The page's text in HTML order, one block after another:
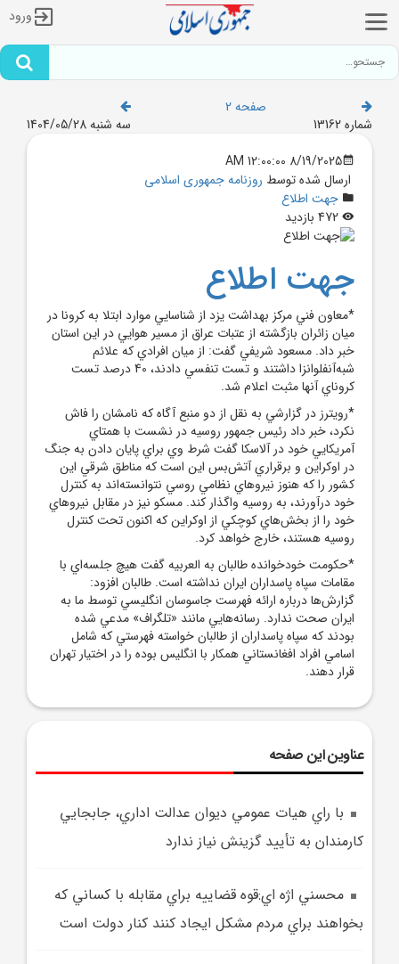
ورود
صفحه 2
شماره 13162
سه شنبه 1404/05/28
8/19/2025 12:00:00 AM
ارسال شده توسط روزنامه جمهوری اسلامی
جهت اطلاع
جهت اطلاع
*معاون فني مرکز بهداشت يزد از شناسايي موارد ابتلا به کرونا در
ميان زائران بازگشته از عتبات عراق از مسير هوايي در اين استان
خبر داد. مسعود شريفي گفت: از ميان افرادي که علائم
شبه‌آنفلوانزا داشتند و تست تنفسي دادند، 40 درصد تست
کروناي آنها مثبت اعلام شد.
*رويترز در گزارشي به نقل از دو منبع آگاه که نامشان را فاش
نکرد، خبر داد رئيس ‌جمهور روسيه در نشست با همتاي
آمريکايي خود در آلاسکا گفت شرط وي براي پايان دادن به جنگ
در اوکراين و برقراري آتش‌بس اين است که مناطق شرقي اين
کشور را که هنوز نيروهاي نظامي روسي نتوانسته‌اند به کنترل
خود درآورند، به روسيه واگذار کند. مسکو نيز در مقابل نيروهاي
خود را از بخش‌هاي کوچکي از اوکراين که اکنون تحت کنترل
روسيه هستند، خارج خواهد کرد.
*حکومت خودخوانده طالبان به العربيه گفت هيچ جلسه‌اي با
مقامات سپاه پاسداران ايران نداشته است. طالبان افزود:
گزارش‌ها درباره ارائه فهرست جاسوسان انگليسي توسط ما به
ايران صحت ندارد. رسانه‌هايي مانند «تلگراف» مدعي شده
بودند که سپاه پاسداران از طالبان خواسته فهرستي که شامل
اسامي افراد افغانستاني همکار با انگليس بوده را در اختيار تهران
قرار دهند.
عناوین این صفحه
با راي هيات عمومي ديوان عدالت اداري، جابجايي
کارمندان به تأييد گزينش نياز ندارد
محسني اژه اي:قوه قضاييه براي مقابله با کساني که
بخواهند براي مردم مشکل ايجاد کنند کنار دولت است